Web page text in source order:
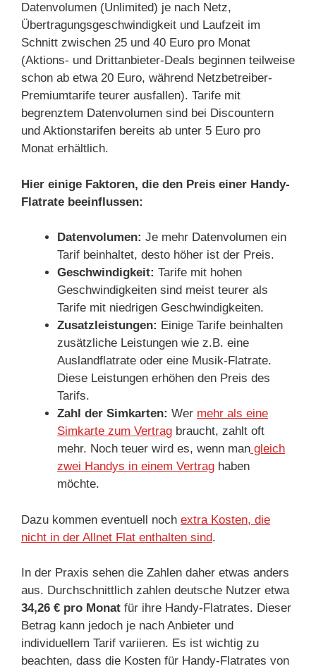
Datenvolumen (Unlimited) je nach Netz,
Übertragungsgeschwindigkeit und Laufzeit im
Schnitt zwischen 25 und 40 Euro pro Monat
(Aktions- und Drittanbieter-Deals beginnen teilweise
schon ab etwa 20 Euro, während Netzbetreiber-
Premiumtarife teurer ausfallen). Tarife mit
begrenztem Datenvolumen sind bei Discountern
und Aktionstarifen bereits ab unter 5 Euro pro
Monat erhältlich.
Hier einige Faktoren, die den Preis einer Handy-
Flatrate beeinflussen:
Datenvolumen: Je mehr Datenvolumen ein
Tarif beinhaltet, desto höher ist der Preis.
Geschwindigkeit: Tarife mit hohen
Geschwindigkeiten sind meist teurer als
Tarife mit niedrigen Geschwindigkeiten.
Zusatzleistungen: Einige Tarife beinhalten
zusätzliche Leistungen wie z.B. eine
Auslandflatrate oder eine Musik-Flatrate.
Diese Leistungen erhöhen den Preis des
Tarifs.
Zahl der Simkarten: Wer mehr als eine
Simkarte zum Vertrag braucht, zahlt oft
mehr. Noch teuer wird es, wenn man gleich
zwei Handys in einem Vertrag haben
möchte.
Dazu kommen eventuell noch extra Kosten, die
nicht in der Allnet Flat enthalten sind.
In der Praxis sehen die Zahlen daher etwas anders
aus. Durchschnittlich zahlen deutsche Nutzer etwa
34,26 € pro Monat für ihre Handy-Flatrates. Dieser
Betrag kann jedoch je nach Anbieter und
individuellem Tarif variieren. Es ist wichtig zu
beachten, dass die Kosten für Handy-Flatrates von